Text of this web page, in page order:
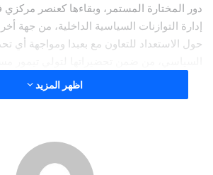
دور المختارة المستمر، وبقاءها كعنصر
إدارة التوازنات السياسية الداخلية، من جهة
حول الاستعداد للتعاون مع بعبدا ومواجهة أي
السياسية، وقدرة البيك على التأثير في
على المستويين الداخلي والإقليمي، وهو ما
اظهر المزيد